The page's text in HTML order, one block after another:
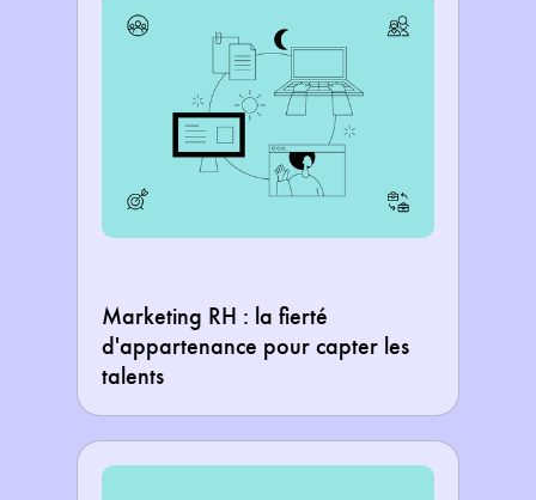
Marketing RH : la fierté
d'appartenance pour capter les
talents